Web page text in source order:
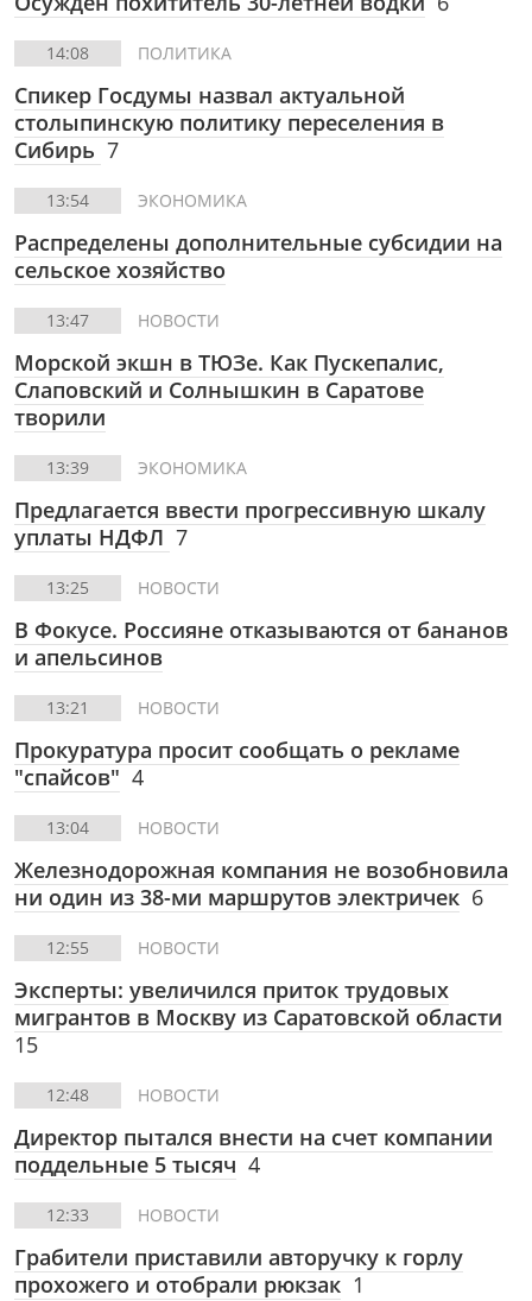
14:08 ПОЛИТИКА
Спикер Госдумы назвал актуальной
столыпинскую политику переселения в
Сибирь 7
13:54 ЭКОНОМИКА
Распределены дополнительные субсидии на
сельское хозяйство
13:47 НОВОСТИ
Морской экшн в ТЮЗе. Как Пускепалис,
Слаповский и Солнышкин в Саратове
творили
13:39 ЭКОНОМИКА
Предлагается ввести прогрессивную шкалу
уплаты НДФЛ 7
13:25 НОВОСТИ
В Фокусе. Россияне отказываются от бананов
и апельсинов
13:21 НОВОСТИ
Прокуратура просит сообщать о рекламе
"спайсов" 4
13:04 НОВОСТИ
Железнодорожная компания не возобновила
ни один из 38-ми маршрутов электричек 6
12:55 НОВОСТИ
Эксперты: увеличился приток трудовых
мигрантов в Москву из Саратовской области
15
12:48 НОВОСТИ
Директор пытался внести на счет компании
поддельные 5 тысяч 4
12:33 НОВОСТИ
Грабители приставили авторучку к горлу
прохожего и отобрали рюкзак 1